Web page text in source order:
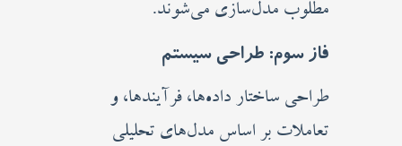
مطلوب مدل‌سازی می‌شوند.
فاز سوم: طراحی سیستم
طراحی ساختار داده‌ها، فرآیندها، و
تعاملات بر اساس مدل‌های تحلیلی